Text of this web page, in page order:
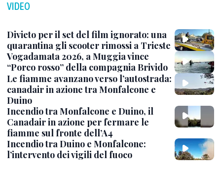
VIDEO
Divieto per il set del film ignorato: una
quarantina gli scooter rimossi a Trieste
Vogadamata 2026, a Muggia vince
“Porco rosso” della compagnia Brivido
Le fiamme avanzano verso l’autostrada:
canadair in azione tra Monfalcone e
Duino
Incendio tra Monfalcone e Duino, il
Canadair in azione per fermare le
fiamme sul fronte dell’A4
Incendio tra Duino e Monfalcone:
l’intervento dei vigili del fuoco